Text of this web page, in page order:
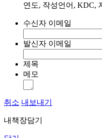
연도, 작성언어, KDC,
수신자 이메일
발신자 이메일
제목
메모
취소 내보내기
내책장담기